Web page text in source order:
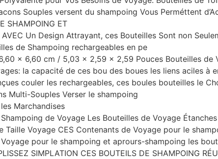
Souples versent du shampoing Vous Perméttent
SHAMPOING ET
Un Design Attrayant, ces Bouteilles Sont non
de Shampoing rechargeables en pe
x 6,60 cm / 5,03 x 2,59 x 2,59 Pouces Bouteilles de
la capacité de ces bou des boues les liens aciles à
couler les rechargeables, ces boules bouteilles le
Multi-Souples Verser le shampoing
Marchandises
de Voyage Les Bouteilles de Voyage
Taille Voyage CES Contenants de Voyage pour le
pour le shampoing et aprours-shampoing les
SIMPLATION CES BOUTEILS DE SHAMPOING